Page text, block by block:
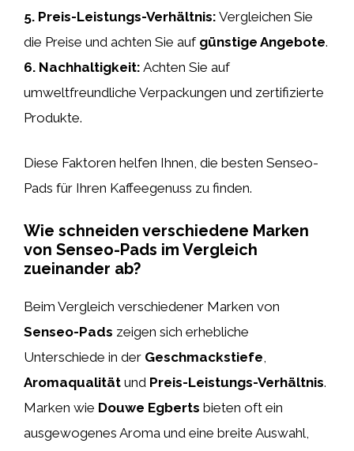
5. Preis-Leistungs-Verhältnis: Vergleichen Sie
die Preise und achten Sie auf günstige Angebote.
6. Nachhaltigkeit: Achten Sie auf
umweltfreundliche Verpackungen und zertifizierte
Produkte.
Diese Faktoren helfen Ihnen, die besten Senseo-
Pads für Ihren Kaffeegenuss zu finden.
Wie schneiden verschiedene Marken
von Senseo-Pads im Vergleich
zueinander ab?
Beim Vergleich verschiedener Marken von
Senseo-Pads zeigen sich erhebliche
Unterschiede in der Geschmackstiefe
Aromaqualität und Preis-Leistungs-Verhältnis.
Marken wie Douwe Egberts bieten oft ein
ausgewogenes Aroma und eine breite Auswahl,